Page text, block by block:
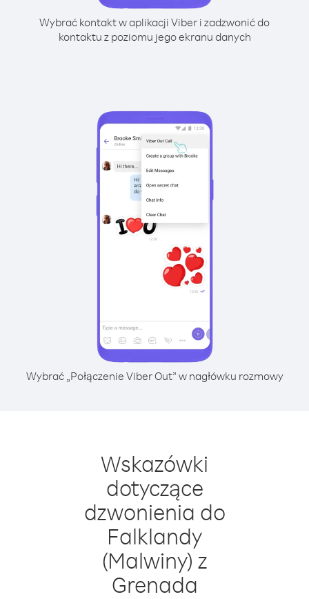
Wybrać kontakt w aplikacji Viber i zadzwonić do
kontaktu z poziomu jego ekranu danych
Wybrać „Połączenie Viber Out” w nagłówku rozmowy
Wskazówki
dotyczące
dzwonienia do
Falklandy
(Malwiny) z
Grenada